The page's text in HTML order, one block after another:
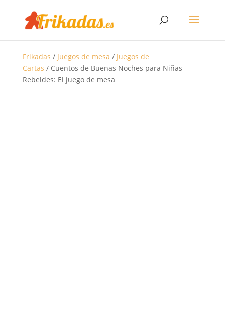
Frikadas / Juegos de mesa / Juegos de
Cartas / Cuentos de Buenas Noches para Niñas
Rebeldes: El juego de mesa